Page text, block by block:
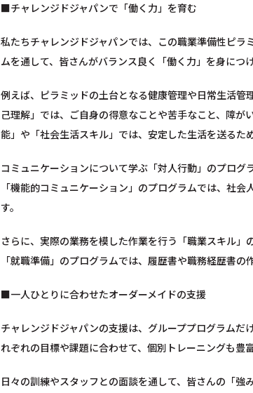
■チャレンジドジャパンで「働く力」を育む
私たちチャレンジドジャパンでは、この職業準備性ピ
ムを通して、皆さんがバランス良く「働く力」を身につ
例えば、ピラミッドの土台となる健康管理や日常生活
己理解」では、ご自身の得意なことや苦手なこと、障
能」や「社会生活スキル」では、安定した生活を送るた
コミュニケーションについて学ぶ「対人行動」のプロ
「機能的コミュニケーション」のプログラムでは、社
す。
さらに、実際の業務を模した作業を行う「職業スキル」
「就職準備」のプログラムでは、履歴書や職務経歴書
■一人ひとりに合わせたオーダーメイドの支援
チャレンジドジャパンの支援は、グループプログラム
れぞれの目標や課題に合わせて、個別トレーニングも豊
日々の訓練やスタッフとの面談を通して、皆さんの「